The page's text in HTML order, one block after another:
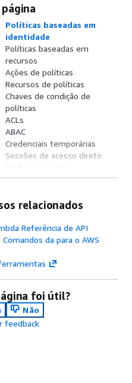
Políticas baseadas em
identidade
Políticas baseadas em
recursos
Ações de políticas
Recursos de políticas
Chaves de condição de
políticas
ACLs
ABAC
Credenciais temporárias
Sessões de acesso direto
Perfis vinculados ao serviço
relacionados
Referência de API
Comandos da para o AWS
foi útil?
Não
feedback